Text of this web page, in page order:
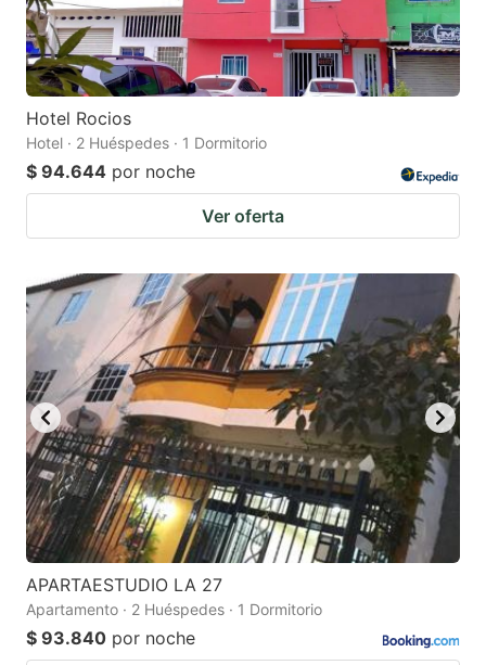
Hotel Rocios
Hotel · 2 Huéspedes · 1 Dormitorio
$ 94.644 por noche
Ver oferta
APARTAESTUDIO LA 27
Apartamento · 2 Huéspedes · 1 Dormitorio
$ 93.840 por noche